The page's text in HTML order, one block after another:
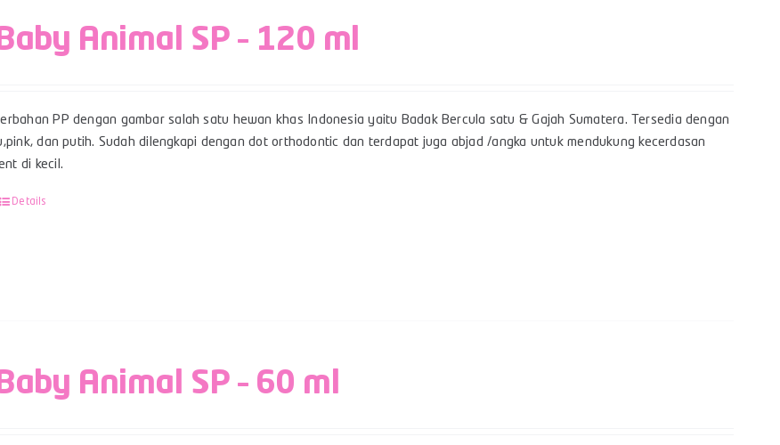
Animal SP – 120 ml
PP dengan gambar salah satu hewan khas Indonesia yaitu Badak Bercula satu & Gajah Sumatera. Tersedia dengan
dan putih. Sudah dilengkapi dengan dot orthodontic dan terdapat juga abjad /angka untuk mendukung kecerdasan
di kecil.
Details
Animal SP – 60 ml